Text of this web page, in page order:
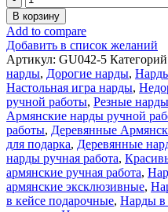
товара
Нарды
ручной
работы
Орнамент-3
50
Ustyan
В корзину
Add to compare
Добавить в список желаний
Артикул: GU042-5
нарды, Дорогие нарды,
Настольная игра нарды,
ручной работы, Резные нарды
Армянские нарды ручной
работы, Деревянные
для подарка, Деревянные
нарды ручная работа,
армянские ручная работа,
армянские эксклюзивные,
в кейсе подарочные, Нарды в